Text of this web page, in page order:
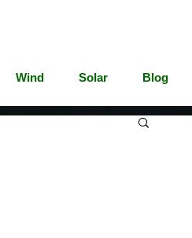
Wind Solar Blog